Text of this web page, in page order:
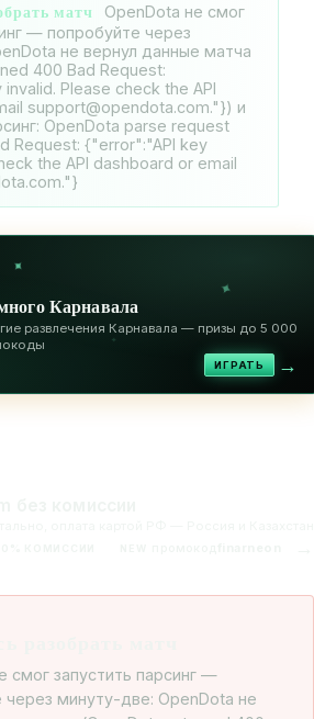
матч
OpenDota не смог
— попробуйте через
не вернул данные матча
400 Bad Request:
Please check the API
support@opendota.com."}) и
OpenDota parse request
Request: {"error":"API key
the API dashboard or email
✦
✦
✦
Карнавала
развлечения Карнавала — призы до 5 000
ИГРАТЬ →
смог запустить парсинг —
через минуту-две: OpenDota не